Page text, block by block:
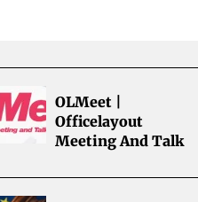
OLMeet |
Officelayout
Meeting And Talk